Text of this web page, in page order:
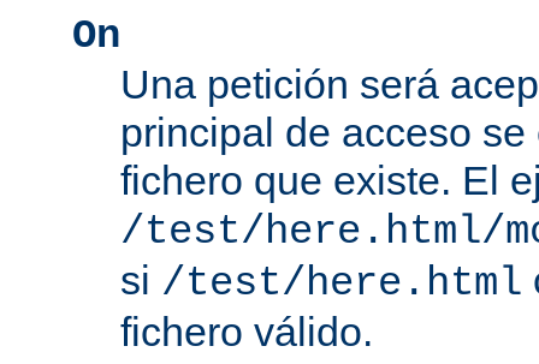
On
Una petición será
principal de acceso
fichero que existe. El
/test/here.html/
si /test/here.html
fichero válido.